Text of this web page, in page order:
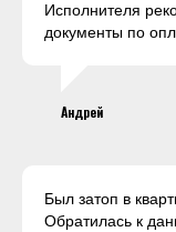
Исполнителя
документы по
Андрей
Был затоп в
Обратилась к